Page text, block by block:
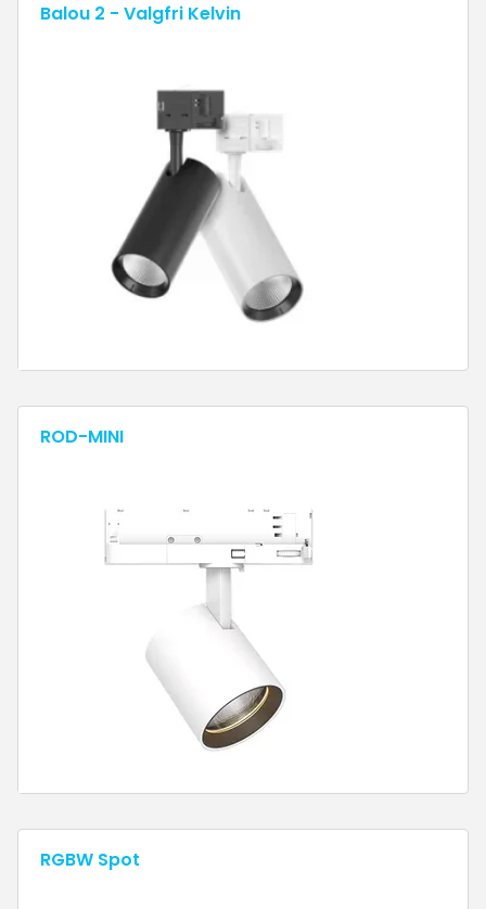
Balou 2 - Valgfri Kelvin
ROD-MINI
RGBW Spot